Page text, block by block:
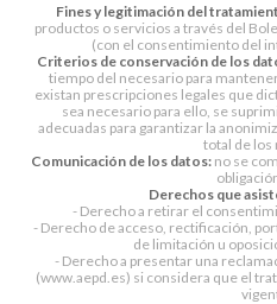
Fines y legitimación del
productos o servicios a través del
(con el consentimiento del
Criterios de conservación de los
tiempo del necesario para
existan prescripciones legales que
sea necesario para ello, se
adecuadas para garantizar la
total de los
Comunicación de los datos: no se
Derechos que
- Derecho a retirar el
- Derecho de acceso, rectificación,
de limitación u
- Derecho a presentar una
(www.aepd.es) si considera que el